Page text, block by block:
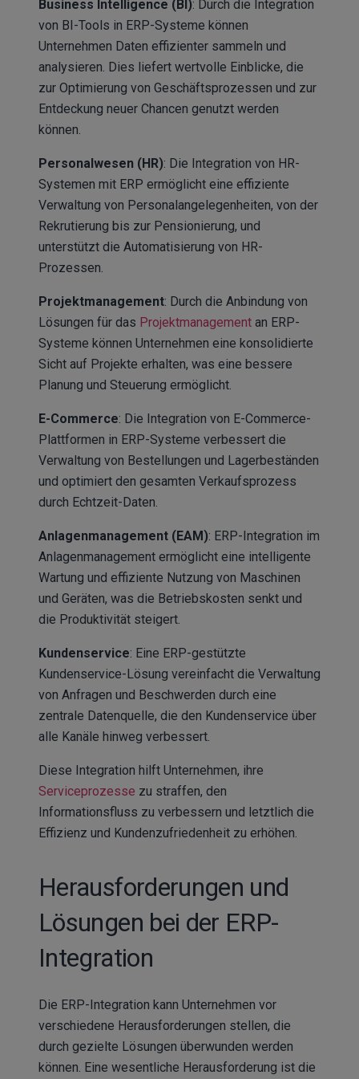
Business Intelligence (BI): Durch die Integration
von BI-Tools in ERP-Systeme können
Unternehmen Daten effizienter sammeln und
analysieren. Dies liefert wertvolle Einblicke, die
zur Optimierung von Geschäftsprozessen und zur
Entdeckung neuer Chancen genutzt werden
können.
Personalwesen (HR): Die Integration von HR-
Systemen mit ERP ermöglicht eine effiziente
Verwaltung von Personalangelegenheiten, von der
Rekrutierung bis zur Pensionierung, und
unterstützt die Automatisierung von HR-
Prozessen.
Projektmanagement: Durch die Anbindung von
Lösungen für das Projektmanagement an ERP-
Systeme können Unternehmen eine konsolidierte
Sicht auf Projekte erhalten, was eine bessere
Planung und Steuerung ermöglicht.
E-Commerce: Die Integration von E-Commerce-
Plattformen in ERP-Systeme verbessert die
Verwaltung von Bestellungen und Lagerbeständen
und optimiert den gesamten Verkaufsprozess
durch Echtzeit-Daten.
Anlagenmanagement (EAM): ERP-Integration im
Anlagenmanagement ermöglicht eine intelligente
Wartung und effiziente Nutzung von Maschinen
und Geräten, was die Betriebskosten senkt und
die Produktivität steigert.
Kundenservice: Eine ERP-gestützte
Kundenservice-Lösung vereinfacht die Verwaltung
von Anfragen und Beschwerden durch eine
zentrale Datenquelle, die den Kundenservice über
alle Kanäle hinweg verbessert.
Diese Integration hilft Unternehmen, ihre
Serviceprozesse zu straffen, den
Informationsfluss zu verbessern und letztlich die
Effizienz und Kundenzufriedenheit zu erhöhen.
Herausforderungen und
Lösungen bei der ERP-
Integration
Die ERP-Integration kann Unternehmen vor
verschiedene Herausforderungen stellen, die
durch gezielte Lösungen überwunden werden
können. Eine wesentliche Herausforderung ist die